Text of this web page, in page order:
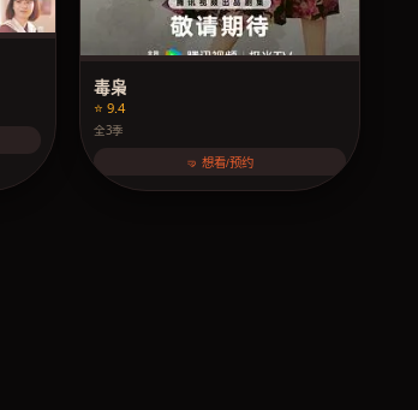
毒枭
⭐ 9.4
全3季
🤜 想看/预约